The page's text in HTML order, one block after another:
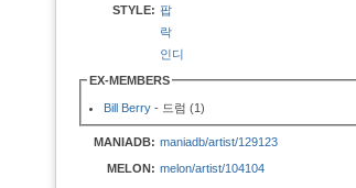
STYLE: 팝
락
인디
EX-MEMBERS
Bill Berry - 드럼 (1)
MANIADB: maniadb/artist/129123
MELON: melon/artist/104104